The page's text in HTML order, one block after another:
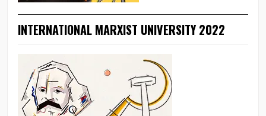
INTERNATIONAL MARXIST UNIVERSITY 2022